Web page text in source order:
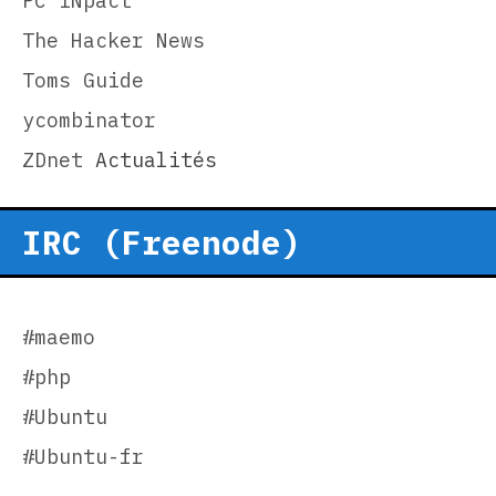
The Hacker News
Toms Guide
ycombinator
ZDnet Actualités
IRC (Freenode)
#maemo
#php
#Ubuntu
#Ubuntu-fr